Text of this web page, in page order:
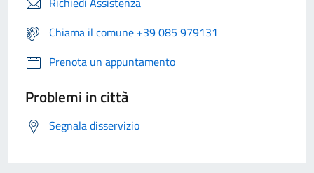
Chiama il comune +39 085 979131
Prenota un appuntamento
Problemi in città
Segnala disservizio